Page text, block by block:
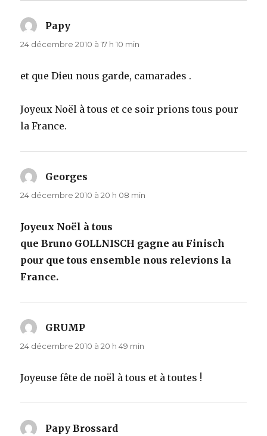
Papy
24 décembre 2010 à 17 h 10 min
et que Dieu nous garde, camarades .
Joyeux Noël à tous et ce soir prions tous pour
la France.
Georges
24 décembre 2010 à 20 h 08 min
Joyeux Noël à tous
que Bruno GOLLNISCH gagne au Finisch
pour que tous ensemble nous relevions la
France.
GRUMP
24 décembre 2010 à 20 h 49 min
Joyeuse fête de noël à tous et à toutes !
Papy Brossard